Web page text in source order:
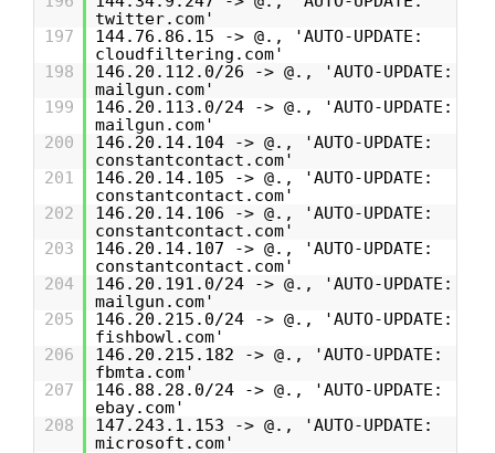
twitter.com'
197
144.76.86.15 -> @., 'AUTO-UPDATE:
cloudfiltering.com'
198
146.20.112.0/26 -> @., 'AUTO-UPDATE:
mailgun.com'
199
146.20.113.0/24 -> @., 'AUTO-UPDATE:
mailgun.com'
200
146.20.14.104 -> @., 'AUTO-UPDATE:
constantcontact.com'
201
146.20.14.105 -> @., 'AUTO-UPDATE:
constantcontact.com'
202
146.20.14.106 -> @., 'AUTO-UPDATE:
constantcontact.com'
203
146.20.14.107 -> @., 'AUTO-UPDATE:
constantcontact.com'
204
146.20.191.0/24 -> @., 'AUTO-UPDATE:
mailgun.com'
205
146.20.215.0/24 -> @., 'AUTO-UPDATE:
fishbowl.com'
206
146.20.215.182 -> @., 'AUTO-UPDATE:
fbmta.com'
207
146.88.28.0/24 -> @., 'AUTO-UPDATE:
ebay.com'
208
147.243.1.153 -> @., 'AUTO-UPDATE:
microsoft.com'